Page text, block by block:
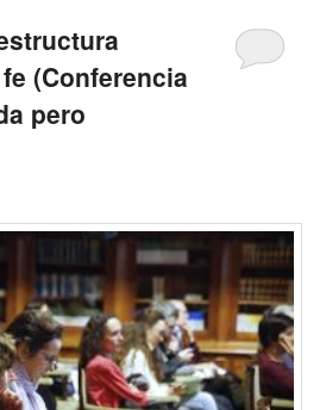
(Conferencia
pero